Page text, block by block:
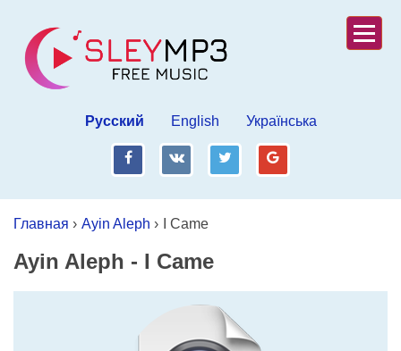
Русский English Українська
fb vk tw gp
Главная › Ayin Aleph › I Came
Ayin Aleph - I Came